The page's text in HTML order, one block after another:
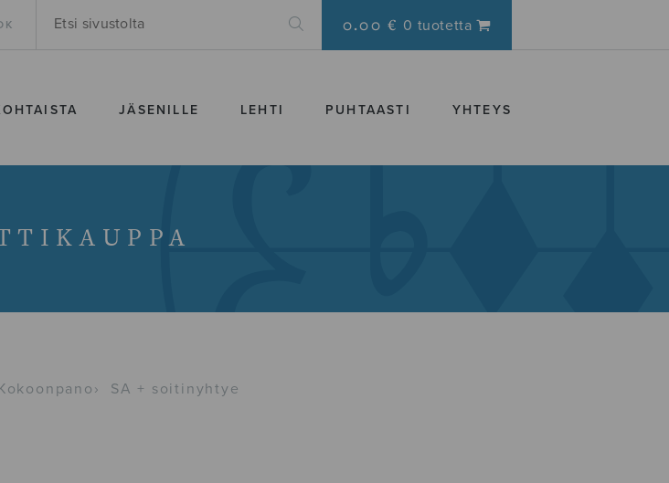
0.00 € 0 tuotetta
JÄSENILLE LEHTI PUHTAASTI YHTEYS
› SA + soitinyhtye